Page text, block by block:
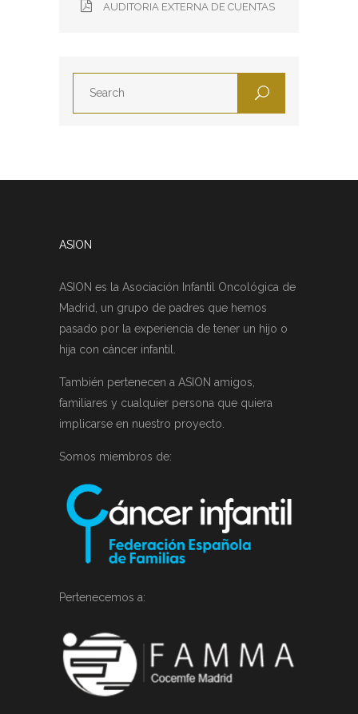
AUDITORIA EXTERNA DE CUENTAS
ASION
ASION es la Asociación Infantil Oncológica de
Madrid, un grupo de padres que hemos
pasado por la experiencia de tener un hijo o
hija con cáncer infantil.
También pertenecen a ASION amigos,
familiares y cualquier persona que quiera
implicarse en nuestro proyecto.
Somos miembros de:
Pertenecemos a: